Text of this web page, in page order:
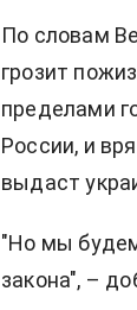
По словам
грозит
пределами
России, и
выдаст
"Но мы
закона", –